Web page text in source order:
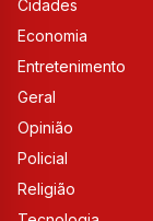
Cidades
Economia
Entretenimento
Geral
Opinião
Policial
Religião